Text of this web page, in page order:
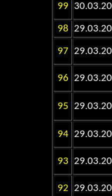
99
98
97
96
95
94
93
92